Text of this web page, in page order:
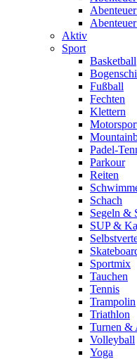
Aktiv
Sport
Basketball
Fußball
Fechten
Klettern
Padel-
Parkour
Reiten
Schach
Segeln &
SUP &
Sportmix
Tauchen
Tennis
Trampolin
Triathlon
Turnen &
Volleyball
Yoga